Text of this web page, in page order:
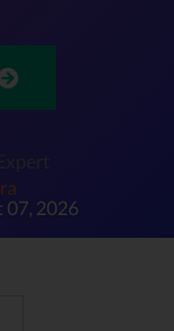
07, 2026